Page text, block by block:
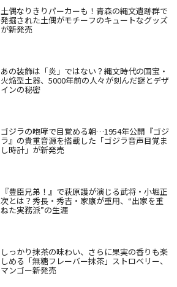
土偶なりきりパーカーも！青森の縄文遺跡群で
発掘された土偶がモチーフのキュートなグッズ
が新発売
あの装飾は「炎」ではない？縄文時代の国宝・
火焔型土器、5000年前の人々が刻んだ謎とデザ
インの秘密
ゴジラの咆哮で目覚める朝…1954年公開『ゴジ
ラ』の貴重音源を搭載した「ゴジラ音声目覚ま
し時計」が新発売
『豊臣兄弟！』で萩原護が演じる武将・小堀正
次とは？秀長・秀吉・家康が重用、“出家を重
ねた実務派”の生涯
しっかり抹茶の味わい、さらに果実の香りも楽
しめる「無糖フレーバー抹茶」ストロベリー、
マンゴー新発売